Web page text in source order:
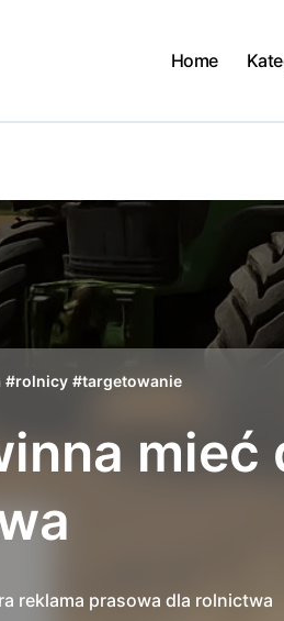
Home
#rolnicy #targetowanie
mieć
reklama prasowa dla rolnictwa